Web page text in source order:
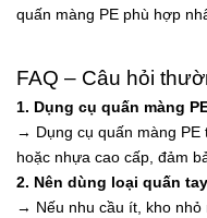
quấn màng PE phù hợp
FAQ – Câu hỏi
1. Dụng cụ quấn màng
→ Dụng cụ quấn màng PE
hoặc nhựa cao cấp, đảm
2. Nên dùng loại quấn
→ Nếu nhu cầu ít, kho nhỏ